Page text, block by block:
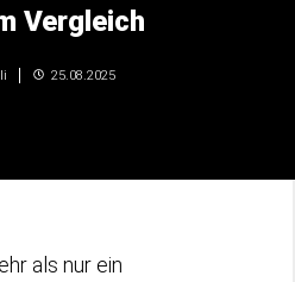
Vergleich
25.08.2025
als nur ein